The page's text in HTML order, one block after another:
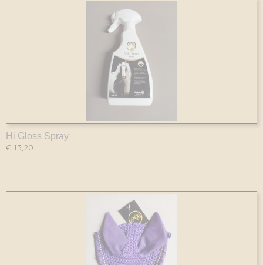
Hi Gloss Spray
€ 13,20